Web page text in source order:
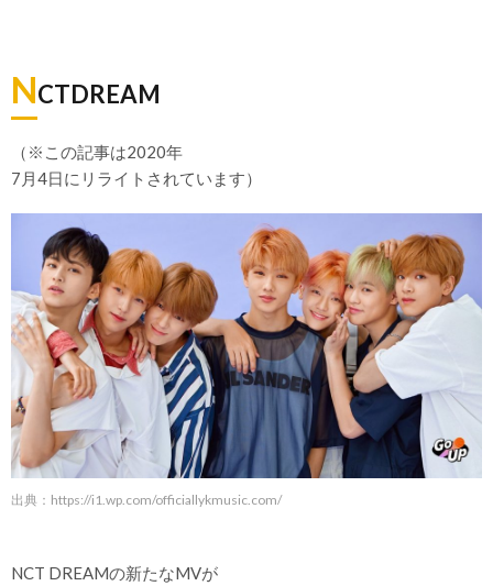
NCTDREAM
（※この記事は2020年
7月4日にリライトされています）
出典： https://i1.wp.com/officiallykmusic.com/
NCT DREAMの新たなMVが